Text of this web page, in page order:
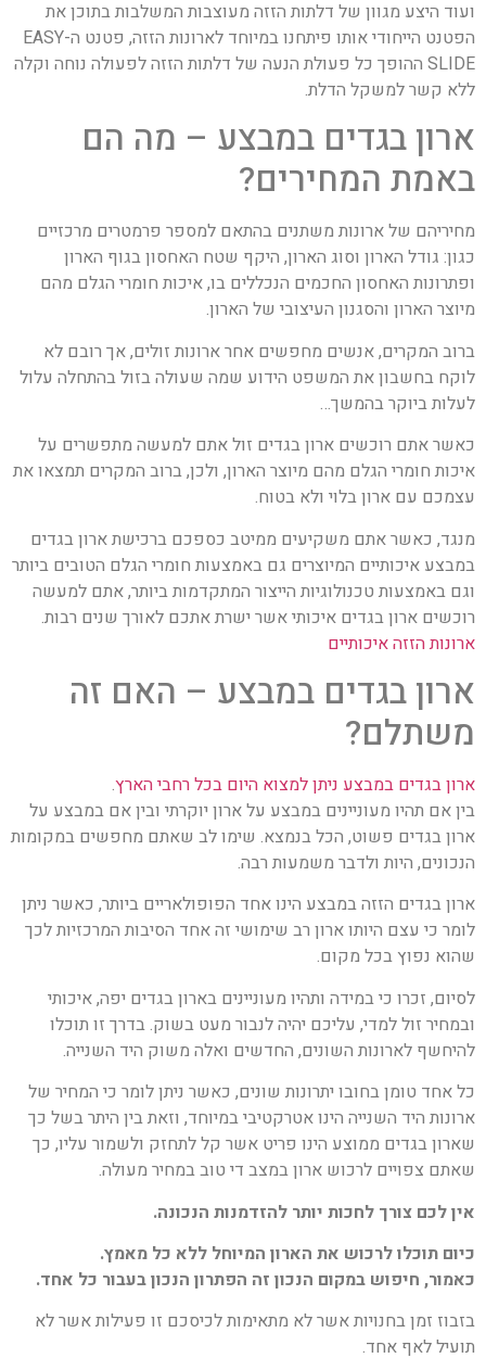
ועוד היצע מגוון של דלתות הזזה מעוצבות המשלבות בתוכן את
הפטנט הייחודי אותו פיתחנו במיוחד לארונות הזזה, פטנט ה-EASY
SLIDE ההופך כל פעולת הנעה של דלתות הזזה לפעולה נוחה וקלה
ללא קשר למשקל הדלת.
ארון בגדים במבצע – מה הם
באמת המחירים?
מחיריהם של ארונות משתנים בהתאם למספר פרמטרים מרכזיים
כגון: גודל הארון וסוג הארון, היקף שטח האחסון בגוף הארון
ופתרונות האחסון החכמים הנכללים בו, איכות חומרי הגלם מהם
מיוצר הארון והסגנון העיצובי של הארון.
ברוב המקרים, אנשים מחפשים אחר ארונות זולים, אך רובם לא
לוקח בחשבון את המשפט הידוע שמה שעולה בזול בהתחלה עלול
לעלות ביוקר בהמשך…
כאשר אתם רוכשים ארון בגדים זול אתם למעשה מתפשרים על
איכות חומרי הגלם מהם מיוצר הארון, ולכן, ברוב המקרים תמצאו את
עצמכם עם ארון בלוי ולא בטוח.
מנגד, כאשר אתם משקיעים ממיטב כספכם ברכישת ארון בגדים
במבצע איכותיים המיוצרים גם באמצעות חומרי הגלם הטובים ביותר
וגם באמצעות טכנולוגיות הייצור המתקדמות ביותר, אתם למעשה
רוכשים ארון בגדים איכותי אשר ישרת אתכם לאורך שנים רבות.
ארונות הזזה איכותיים
ארון בגדים במבצע – האם זה
משתלם?
ארון בגדים במבצע ניתן למצוא היום בכל רחבי הארץ.
בין אם תהיו מעוניינים במבצע על ארון יוקרתי ובין אם במבצע על
ארון בגדים פשוט, הכל בנמצא. שימו לב שאתם מחפשים במקומות
הנכונים, היות ולדבר משמעות רבה.
ארון בגדים הזזה במבצע הינו אחד הפופולאריים ביותר, כאשר ניתן
לומר כי עצם היותו ארון רב שימושי זה אחד הסיבות המרכזיות לכך
שהוא נפוץ בכל מקום.
לסיום, זכרו כי במידה ותהיו מעוניינים בארון בגדים יפה, איכותי
ובמחיר זול למדי, עליכם יהיה לנבור מעט בשוק. בדרך זו תוכלו
להיחשף לארונות השונים, החדשים ואלה משוק היד השנייה.
כל אחד טומן בחובו יתרונות שונים, כאשר ניתן לומר כי המחיר של
ארונות היד השנייה הינו אטרקטיבי במיוחד, וזאת בין היתר בשל כך
שארון בגדים ממוצע הינו פריט אשר קל לתחזק ולשמור עליו, כך
שאתם צפויים לרכוש ארון במצב די טוב במחיר מעולה.
אין לכם צורך לחכות יותר להזדמנות הנכונה.
כיום תוכלו לרכוש את הארון המיוחל ללא כל מאמץ.
כאמור, חיפוש במקום הנכון זה הפתרון הנכון בעבור כל אחד.
בזבוז זמן בחנויות אשר לא מתאימות לכיסכם זו פעילות אשר לא
תועיל לאף אחד.